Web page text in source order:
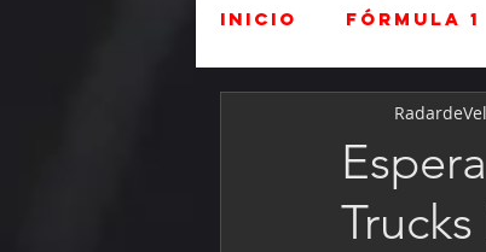
Inicio Fórmula 1
Súper Copa
Mexicanos en